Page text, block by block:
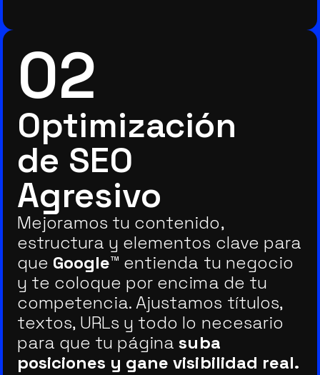
02
Optimización
de SEO
Agresivo
Mejoramos tu contenido,
estructura y elementos clave para
que Google™ entienda tu negocio
y te coloque por encima de tu
competencia. Ajustamos títulos,
textos, URLs y todo lo necesario
para que tu páginasuba
posiciones y gane visibilidad real.